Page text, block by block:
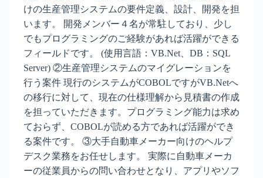
けの生産管理システムの要件定義、設計、開発を担
います。 開発メンバー４名が常駐しており、少し
でもプログラミングのご経験があれば活躍ができる
フィールドです。 (使用言語：VB.Net、DB：SQL
Server) ②生産管理システムのマイグレーションを
行う案件 現行のシステムがCOBOLですがVB.Netへ
の移行に対して、現在の仕様理解から見積書の作成
を担っていただきます。プログラミング能力は求め
ておらず、COBOLが読める方であれば活躍ができ
る案件です。 ③大手自動車メーカー向けのヘルプ
デスク業務をお任せします。 実際に自動車メーカ
ーの従業員からの問い合わせとなり、アプリやソフ